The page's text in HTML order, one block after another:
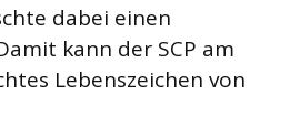
dabei einen
kann der SCP am
Lebenszeichen von